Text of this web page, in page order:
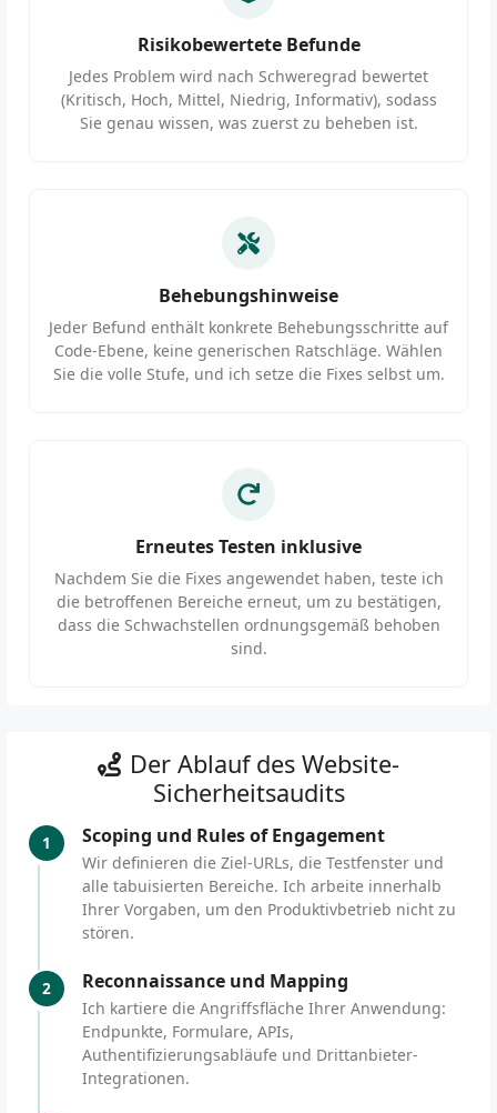
Risikobewertete Befunde
Jedes Problem wird nach Schweregrad bewertet
(Kritisch, Hoch, Mittel, Niedrig, Informativ), sodass
Sie genau wissen, was zuerst zu beheben ist.
Behebungshinweise
Jeder Befund enthält konkrete Behebungsschritte auf
Code-Ebene, keine generischen Ratschläge. Wählen
Sie die volle Stufe, und ich setze die Fixes selbst um.
Erneutes Testen inklusive
Nachdem Sie die Fixes angewendet haben, teste ich
die betroffenen Bereiche erneut, um zu bestätigen,
dass die Schwachstellen ordnungsgemäß behoben
sind.
Der Ablauf des Website-
Sicherheitsaudits
1 Scoping und Rules of Engagement
Wir definieren die Ziel-URLs, die Testfenster und
alle tabuisierten Bereiche. Ich arbeite innerhalb
Ihrer Vorgaben, um den Produktivbetrieb nicht zu
stören.
2 Reconnaissance und Mapping
Ich kartiere die Angriffsfläche Ihrer Anwendung:
Endpunkte, Formulare, APIs,
Authentifizierungsabläufe und Drittanbieter-
Integrationen.